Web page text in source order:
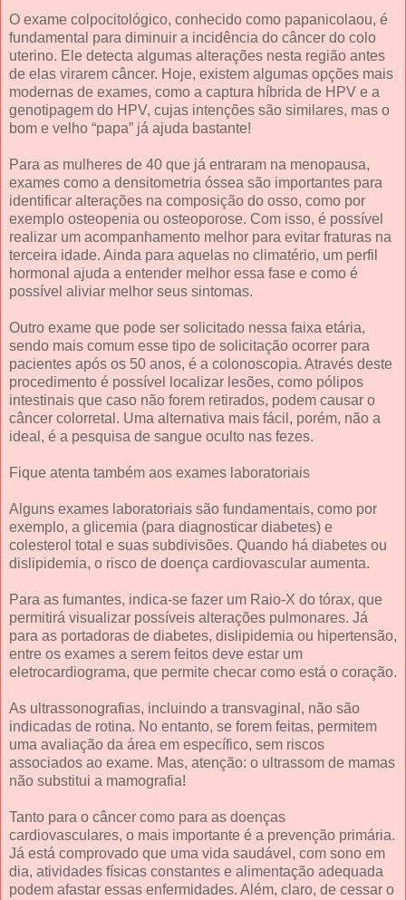
O exame colpocitológico, conhecido como papanicolaou, é
fundamental para diminuir a incidência do câncer do colo
uterino. Ele detecta algumas alterações nesta região antes
de elas virarem câncer. Hoje, existem algumas opções mais
modernas de exames, como a captura híbrida de HPV e a
genotipagem do HPV, cujas intenções são similares, mas o
bom e velho “papa” já ajuda bastante!
Para as mulheres de 40 que já entraram na menopausa,
exames como a densitometria óssea são importantes para
identificar alterações na composição do osso, como por
exemplo osteopenia ou osteoporose. Com isso, é possível
realizar um acompanhamento melhor para evitar fraturas na
terceira idade. Ainda para aquelas no climatério, um perfil
hormonal ajuda a entender melhor essa fase e como é
possível aliviar melhor seus sintomas.
Outro exame que pode ser solicitado nessa faixa etária,
sendo mais comum esse tipo de solicitação ocorrer para
pacientes após os 50 anos, é a colonoscopia. Através deste
procedimento é possível localizar lesões, como pólipos
intestinais que caso não forem retirados, podem causar o
câncer colorretal. Uma alternativa mais fácil, porém, não a
ideal, é a pesquisa de sangue oculto nas fezes.
Fique atenta também aos exames laboratoriais
Alguns exames laboratoriais são fundamentais, como por
exemplo, a glicemia (para diagnosticar diabetes) e
colesterol total e suas subdivisões. Quando há diabetes ou
dislipidemia, o risco de doença cardiovascular aumenta.
Para as fumantes, indica-se fazer um Raio-X do tórax, que
permitirá visualizar possíveis alterações pulmonares. Já
para as portadoras de diabetes, dislipidemia ou hipertensão,
entre os exames a serem feitos deve estar um
eletrocardiograma, que permite checar como está o coração.
As ultrassonografias, incluindo a transvaginal, não são
indicadas de rotina. No entanto, se forem feitas, permitem
uma avaliação da área em específico, sem riscos
associados ao exame. Mas, atenção: o ultrassom de mamas
não substitui a mamografia!
Tanto para o câncer como para as doenças
cardiovasculares, o mais importante é a prevenção primária.
Já está comprovado que uma vida saudável, com sono em
dia, atividades físicas constantes e alimentação adequada
podem afastar essas enfermidades. Além, claro, de cessar o